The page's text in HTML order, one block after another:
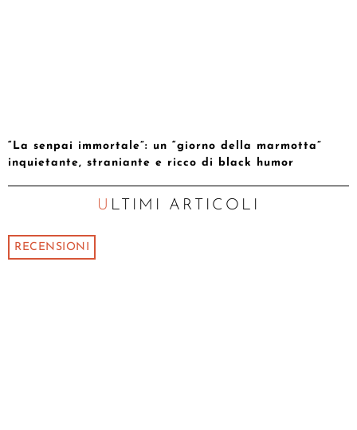
“La senpai immortale”: un “giorno della marmotta”
inquietante, straniante e ricco di black humor
ULTIMI ARTICOLI
RECENSIONI